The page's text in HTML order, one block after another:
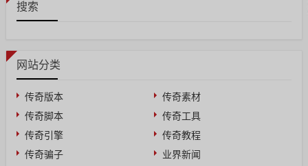
搜索
网站分类
传奇版本
传奇素材
传奇脚本
传奇工具
传奇引擎
传奇教程
传奇骗子
业界新闻